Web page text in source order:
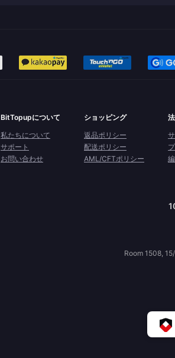
BitTopupについて
私たちについて
サポート
お問い合わせ
ショッピング
返品ポリシー
配送ポリシー
AML/CFTポリシー
Room 1508,